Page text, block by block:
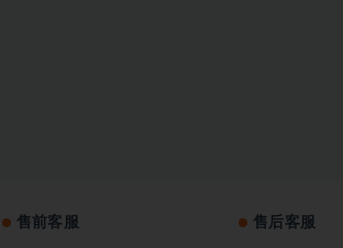
售前客服 售后客服